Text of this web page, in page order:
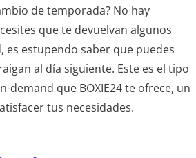
de temporada? No hay
que te devuelvan algunos
es estupendo saber que puedes
al día siguiente. Este es el tipo
demand que BOXIE24 te ofrece, un
tus necesidades.